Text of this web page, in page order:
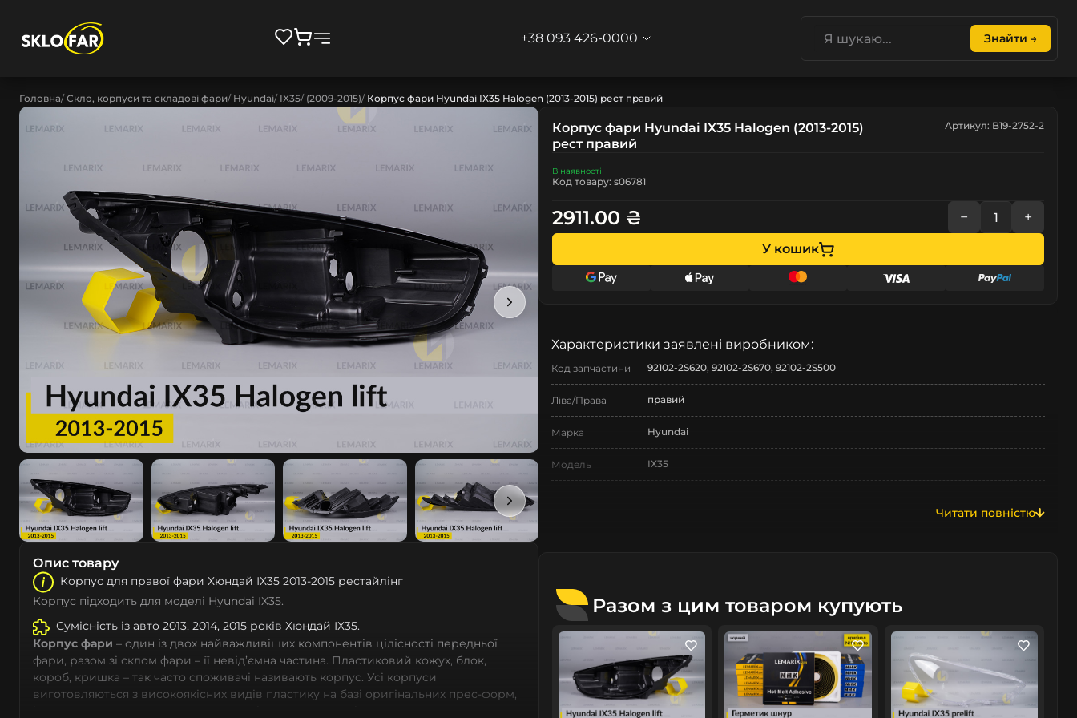
+38 093 426-0000 Знайти →
Головна Скло, корпуси та складові фари Hyundai IX35 (2009-2015) Корпус фари Hyundai IX35 Halogen (2013-2015) рест правий
Опис товару
Корпус для правої фари Хюндай ІХ35 2013-2015 рестайлінг
Корпус підходить для моделі Hyundai IX35.
Сумісність із авто 2013, 2014, 2015 років Хюндай ІХ35.
Корпус фари – один із двох найважливіших компонентів цілісності передньої
фари, разом зі склом фари – її невід’ємна частина. Пластиковий кожух, блок,
короб, кришка – так часто споживачі називають корпус. Усі корпуси
виготовляються з високоякісних видів пластику на базі оригінальних прес-форм,
Корпус фари Hyundai IX35 Halogen (2013-2015)
рест правий
Артикул: B19-2752-2
В наявності
Код товару: s06781
2911.00 ₴ − +
У кошик
Характеристики заявлені виробником:
Код запчастини 92102-2S620, 92102-2S670, 92102-2S500
Ліва/Права правий
Марка Hyundai
Модель IX35
Рік випуску
Рестайлінг/
Дорестайлінг
Стан Нове
Тип запчастини Аналог
Читати повністю
Разом з цим товаром купують